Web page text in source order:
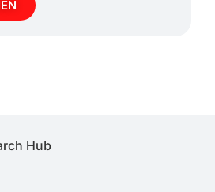
Hub